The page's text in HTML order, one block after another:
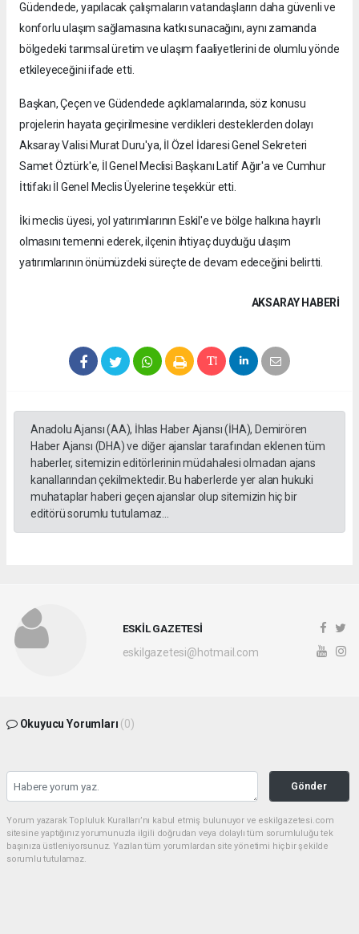
Güdendede, yapılacak çalışmaların vatandaşların daha güvenli ve
konforlu ulaşım sağlamasına katkı sunacağını, aynı zamanda
bölgedeki tarımsal üretim ve ulaşım faaliyetlerini de olumlu yönde
etkileyeceğini ifade etti.
Başkan, Çeçen ve Güdendede açıklamalarında, söz konusu
projelerin hayata geçirilmesine verdikleri desteklerden dolayı
Aksaray Valisi Murat Duru'ya, İl Özel İdaresi Genel Sekreteri
Samet Öztürk'e, İl Genel Meclisi Başkanı Latif Ağır'a ve Cumhur
İttifakı İl Genel Meclis Üyelerine teşekkür etti.
İki meclis üyesi, yol yatırımlarının Eskil'e ve bölge halkına hayırlı
olmasını temenni ederek, ilçenin ihtiyaç duyduğu ulaşım
yatırımlarının önümüzdeki süreçte de devam edeceğini belirtti.
AKSARAY HABERİ
Anadolu Ajansı (AA), İhlas Haber Ajansı (İHA), Demirören
Haber Ajansı (DHA) ve diğer ajanslar tarafından eklenen tüm
haberler, sitemizin editörlerinin müdahalesi olmadan ajans
kanallarından çekilmektedir. Bu haberlerde yer alan hukuki
muhataplar haberi geçen ajanslar olup sitemizin hiç bir
editörü sorumlu tutulamaz...
ESKİL GAZETESİ
eskilgazetesi@hotmail.com
Okuyucu Yorumları (0)
Gönder
Yorum yazarak Topluluk Kuralları’nı kabul etmiş bulunuyor ve eskilgazetesi.com
sitesine yaptığınız yorumunuzla ilgili doğrudan veya dolaylı tüm sorumluluğu tek
başınıza üstleniyorsunuz. Yazılan tüm yorumlardan site yönetimi hiçbir şekilde
sorumlu tutulamaz.